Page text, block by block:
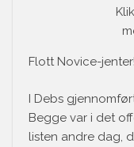
Flott Novice-jenter!
I Debs
Begge var i det
listen andre dag,